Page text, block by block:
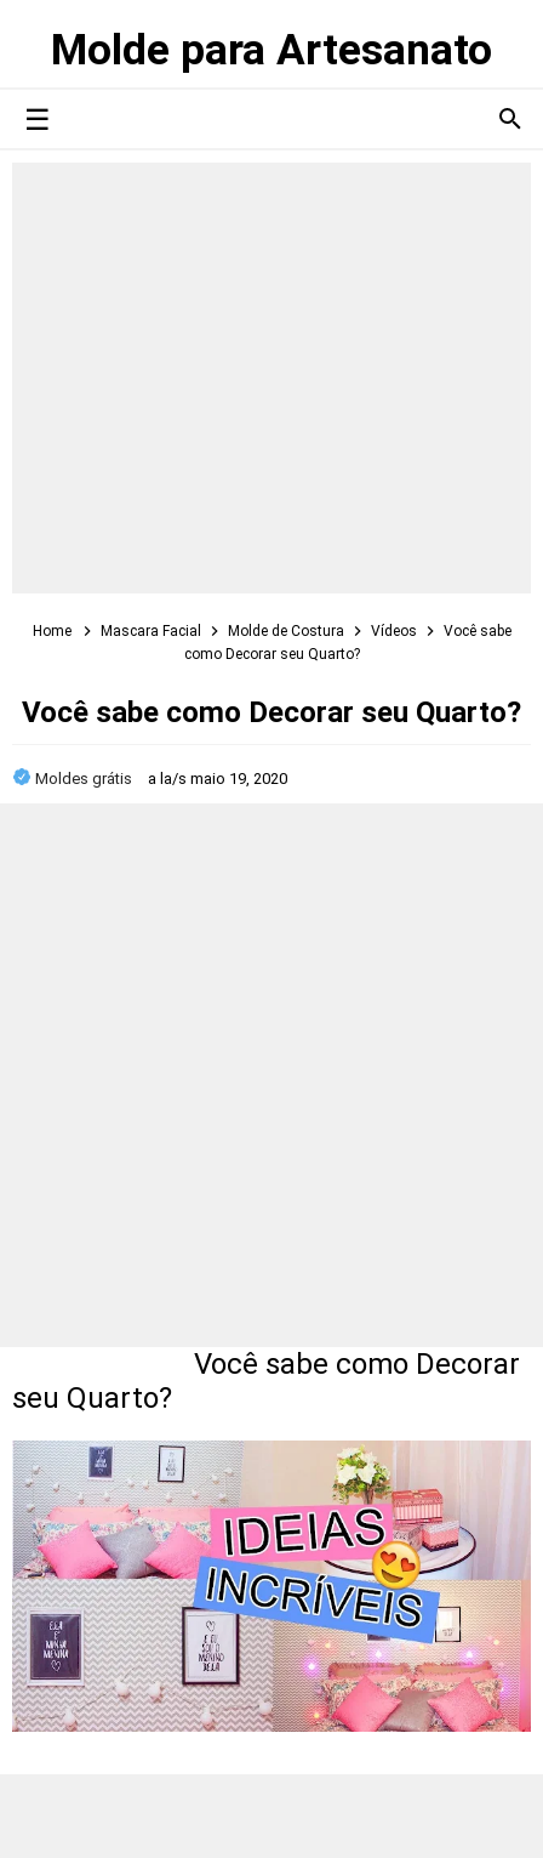
Molde para Artesanato
Home Mascara Facial Molde de Costura Vídeos
Você sabe
como Decorar seu Quarto?
Você sabe como Decorar seu Quarto?
Moldes grátis a la/s maio 19, 2020
Você sabe como Decorar
seu Quarto?